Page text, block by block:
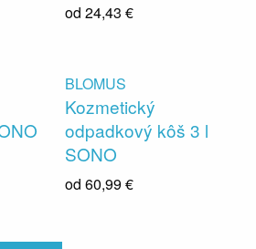
od 24,43 €
BLOMUS
Kozmetický
odpadkový kôš 3 l
SONO
od 60,99 €